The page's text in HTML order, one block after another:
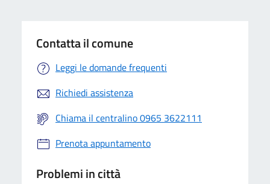
Contatta il comune
Leggi le domande frequenti
Richiedi assistenza
Chiama il centralino 0965 3622111
Prenota appuntamento
Problemi in città